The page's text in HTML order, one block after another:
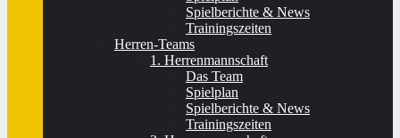
Spielberichte & News
Trainingszeiten
Herren-Teams
1. Herrenmannschaft
Das Team
Spielplan
Spielberichte & News
Trainingszeiten